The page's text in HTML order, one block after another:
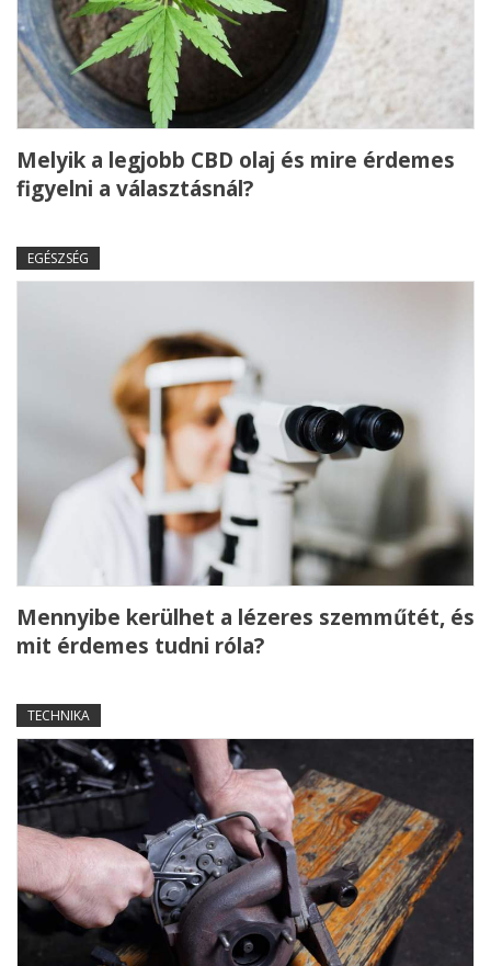
Melyik a legjobb CBD olaj és mire érdemes
figyelni a választásnál?
EGÉSZSÉG
Mennyibe kerülhet a lézeres szemműtét, és
mit érdemes tudni róla?
TECHNIKA